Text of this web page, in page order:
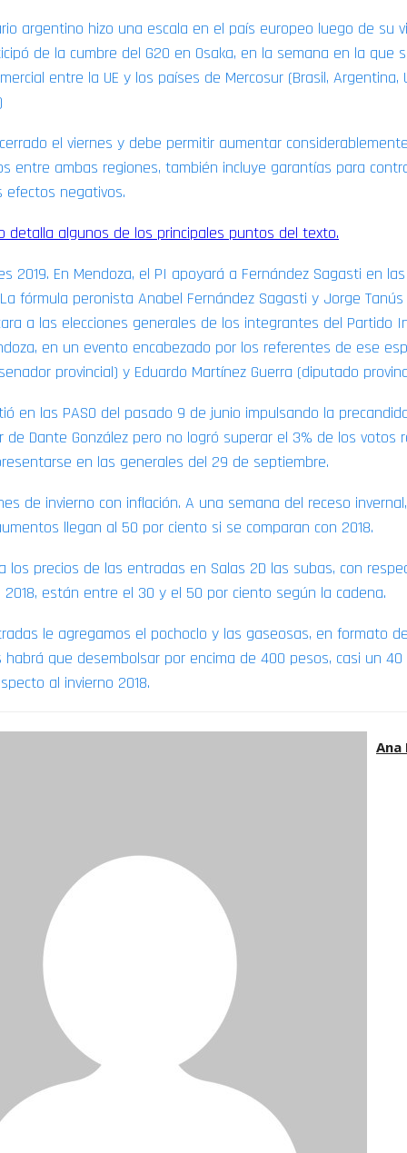
argentino hizo una escala en el país europeo luego de su
de la cumbre del G20 en Osaka, en la semana en la que
entre la UE y los países de Mercosur (Brasil, Argentina,
el viernes y debe permitir aumentar
entre ambas regiones, también incluye garantías para
efectos negativos.
detalla algunos de los principales puntos del texto.
2019. En Mendoza, el PI apoyará a Fernández Sagasti en
fórmula peronista Anabel Fernández Sagasti y Jorge
a las elecciones generales de los integrantes del Partido
en un evento encabezado por los referentes de ese
provincial) y Eduardo Martínez Guerra (diputado
en las PASO del pasado 9 de junio impulsando la
de Dante González pero no logró superar el 3% de los votos
en las generales del 29 de septiembre.
de invierno con inflación. A una semana del receso
llegan al 50 por ciento si se comparan con 2018.
los precios de las entradas en Salas 2D las subas, con
2018, están entre el 30 y el 50 por ciento según la cadena.
le agregamos el pochoclo y las gaseosas, en formato
habrá que desembolsar por encima de 400 pesos, casi un
al invierno 2018.
Ana